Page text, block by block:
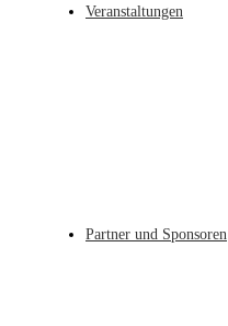
Veranstaltungen
Partner und Sponsoren